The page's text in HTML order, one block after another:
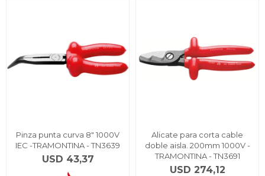
Pinza punta curva 8" 1000V
IEC -TRAMONTINA - TN3639
USD 43,37
Alicate para corta cable
doble aisla. 200mm 1000V -
TRAMONTINA - TN3691
USD 274,12